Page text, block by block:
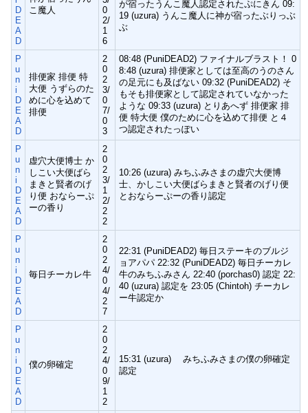
D
E
A
D
こ魔人
0
2/
1
6
が宿ったうんこ魔人認定されたぷにきん 09:
19 (uzura) うんこ魔人に神が宿ったぶりっぶ
ぶ
P
u
n
i
D
E
A
D
排便家 排便 特
大便 うずらのた
めに心を込めて
排便
2
0
2
3/
0
7/
0
3
08:48 (PuniDEAD2) ファイナルブラスト！ 0
8:48 (uzura) 排便家としては至高のうのさん
の足元にも及ばない 09:32 (PuniDEAD2) そ
もそも排便家として認定されていなかった
ような 09:33 (uzura) とりあへず 排便家 排
便 特大便 僕のために心を込めて排便 と４
つ認定されたっぽい
P
u
n
i
D
E
A
D
虚穴大便博士 か
しこい大便ばら
まきと賢者のげ
り便 おならーぷ
ーの香り
2
0
2
3/
1
2/
2
2
10:26 (uzura) みちふみさまの虚穴大便博
士、かしこい大便ばらまきと賢者のげり便
とおならーぷーの香り認定
P
u
n
i
D
E
A
D
毎日チーカレ牛
2
0
2
4/
0
4/
2
7
22:31 (PuniDEAD2) 毎日ステーキのブルジ
ョアパパ 22:32 (PuniDEAD2) 毎日チーカレ
牛のみちふみさん 22:40 (porchas0) 認定 22:
40 (uzura) 認定を 23:05 (Chintoh) チーカレ
ー牛認定か
P
u
n
i
D
E
A
D
僕の卵確定
2
0
2
4/
0
9/
1
2
15:31 (uzura) みちふみさまの僕の卵確定
認定